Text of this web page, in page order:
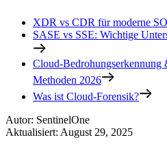
XDR vs CDR für moderne
SASE vs SSE: Wichtige
Cloud-
Methoden 2026
Was ist Cloud-Forensik?
Autor: SentinelOne
Aktualisiert: August 29, 2025